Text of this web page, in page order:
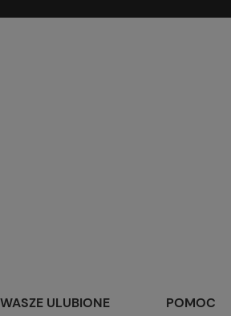
WASZE ULUBIONE POMOC